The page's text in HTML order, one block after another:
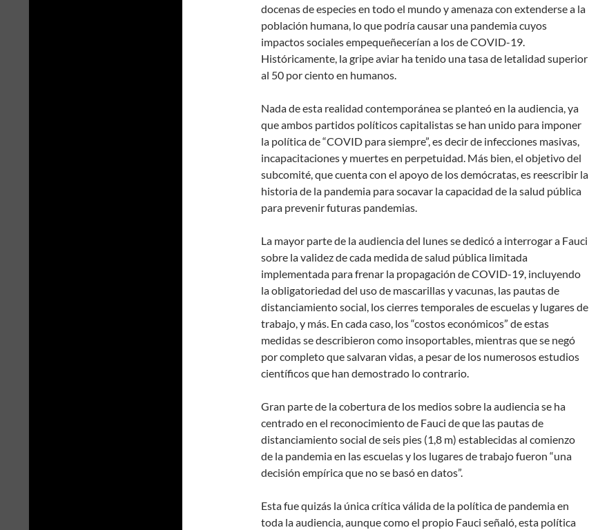
docenas de especies en todo el mundo y amenaza con extenderse a la
población humana, lo que podría causar una pandemia cuyos
impactos sociales empequeñecerían a los de COVID-19.
Históricamente, la gripe aviar ha tenido una tasa de letalidad superior
al 50 por ciento en humanos.
Nada de esta realidad contemporánea se planteó en la audiencia, ya
que ambos partidos políticos capitalistas se han unido para imponer
la política de “COVID para siempre”, es decir de infecciones masivas,
incapacitaciones y muertes en perpetuidad. Más bien, el objetivo del
subcomité, que cuenta con el apoyo de los demócratas, es reescribir la
historia de la pandemia para socavar la capacidad de la salud pública
para prevenir futuras pandemias.
La mayor parte de la audiencia del lunes se dedicó a interrogar a Fauci
sobre la validez de cada medida de salud pública limitada
implementada para frenar la propagación de COVID-19, incluyendo
la obligatoriedad del uso de mascarillas y vacunas, las pautas de
distanciamiento social, los cierres temporales de escuelas y lugares de
trabajo, y más. En cada caso, los “costos económicos” de estas
medidas se describieron como insoportables, mientras que se negó
por completo que salvaran vidas, a pesar de los numerosos estudios
científicos que han demostrado lo contrario.
Gran parte de la cobertura de los medios sobre la audiencia se ha
centrado en el reconocimiento de Fauci de que las pautas de
distanciamiento social de seis pies (1,8 m) establecidas al comienzo
de la pandemia en las escuelas y los lugares de trabajo fueron “una
decisión empírica que no se basó en datos”.
Esta fue quizás la única crítica válida de la política de pandemia en
toda la audiencia, aunque como el propio Fauci señaló, esta política